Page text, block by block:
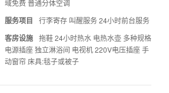
域免费 普通分体空调
服务项目 行李寄存 叫醒服务 24小时前台服务
客房设施 拖鞋 24小时热水 电热水壶 多种规格
电源插座 独立淋浴间 电视机 220V电压插座 手
动窗帘 床具:毯子或被子